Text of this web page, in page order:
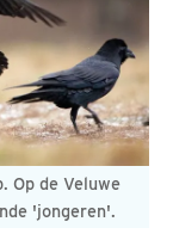
Op de Veluwe
'jongeren'.